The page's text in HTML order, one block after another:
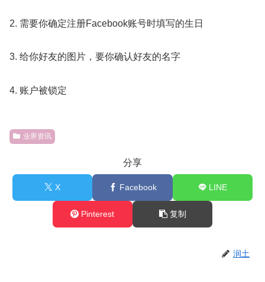
2. 需要你确定注册Facebook账号时填写的生日
3. 给你好友的图片，要你确认好友的名字
4. 账户被锁定
业界资讯
分享
X Facebook LINE
Pinterest 复制
润土